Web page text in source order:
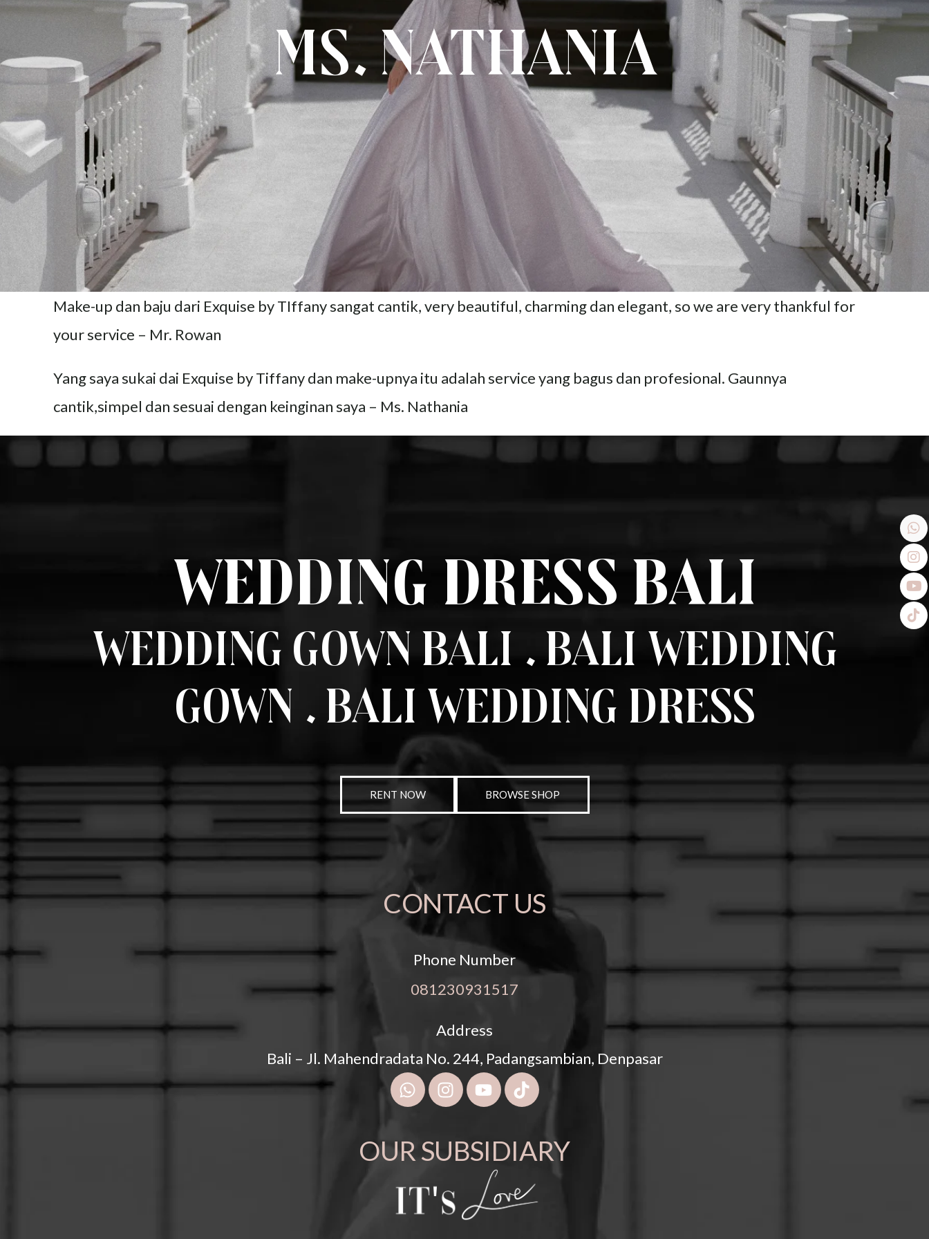
Ms. Nathania
Make-up dan baju dari Exquise by TIffany sangat cantik, very beautiful, charming dan elegant, so we are very thankful for
your service – Mr. Rowan
Yang saya sukai dai Exquise by Tiffany dan make-upnya itu adalah service yang bagus dan profesional. Gaunnya
cantik,simpel dan sesuai dengan keinginan saya – Ms. Nathania
Wedding Dress Bali
Wedding Gown Bali . Bali Wedding
Gown . Bali Wedding Dress
RENT NOW BROWSE SHOP
CONTACT US
Phone Number
081230931517
Address
Bali – Jl. Mahendradata No. 244, Padangsambian, Denpasar
OUR SUBSIDIARY